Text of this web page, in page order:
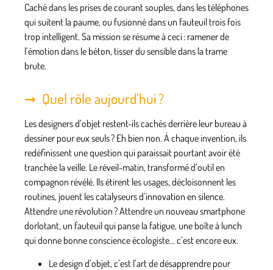
Caché dans les prises de courant souples, dans les téléphones
qui suitent la paume, ou fusionné dans un fauteuil trois fois
trop intelligent. Sa mission se résume à ceci : ramener de
l’émotion dans le béton, tisser du sensible dans la trame
brute.
Quel rôle aujourd’hui ?
Les designers d’objet restent-ils cachés derrière leur bureau à
dessiner pour eux seuls ? Eh bien non. À chaque invention, ils
redéfinissent une question qui paraissait pourtant avoir été
tranchée la veille. Le réveil-matin, transformé d’outil en
compagnon révélé. Ils étirent les usages, décloisonnent les
routines, jouent les catalyseurs d’innovation en silence.
Attendre une révolution ? Attendre un nouveau smartphone
dorlotant, un fauteuil qui panse la fatigue, une boîte à lunch
qui donne bonne conscience écologiste… c’est encore eux.
Le design d’objet, c’est l’art de désapprendre pour